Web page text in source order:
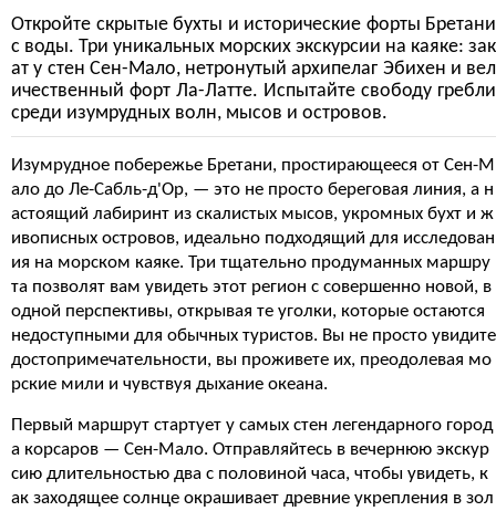
Откройте скрытые бухты и исторические форты Бретани
с воды. Три уникальных морских экскурсии на каяке: зак
ат у стен Сен-Мало, нетронутый архипелаг Эбихен и вел
ичественный форт Ла-Латте. Испытайте свободу гребли
среди изумрудных волн, мысов и островов.
Изумрудное побережье Бретани, простирающееся от Сен-М
ало до Ле-Сабль-д'Ор, — это не просто береговая линия, а н
астоящий лабиринт из скалистых мысов, укромных бухт и ж
ивописных островов, идеально подходящий для исследован
ия на морском каяке. Три тщательно продуманных маршру
та позволят вам увидеть этот регион с совершенно новой, в
одной перспективы, открывая те уголки, которые остаются
недоступными для обычных туристов. Вы не просто увидите
достопримечательности, вы проживете их, преодолевая мо
рские мили и чувствуя дыхание океана.
Первый маршрут стартует у самых стен легендарного город
а корсаров — Сен-Мало. Отправляйтесь в вечернюю экскур
сию длительностью два с половиной часа, чтобы увидеть, к
ак заходящее солнце окрашивает древние укрепления в зол